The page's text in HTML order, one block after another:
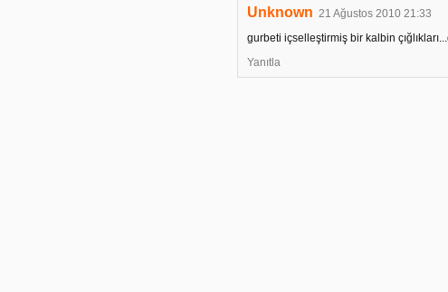
Unknown 21 Ağustos 2010 21:33
gurbeti içselleştirmiş bir kalbin
Yanıtla